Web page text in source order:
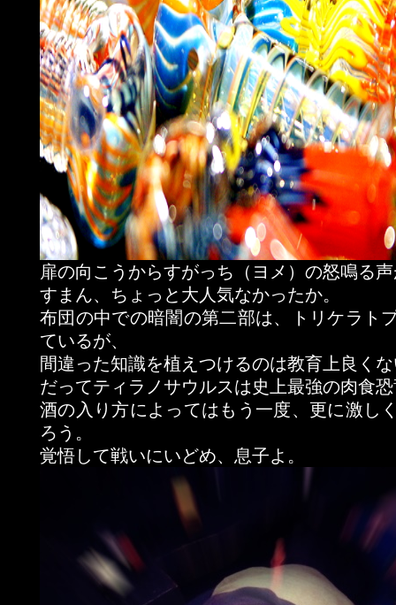
扉の向こうからすがっち（ヨメ）の怒鳴る
すまん、ちょっと大人気なかったか。
布団の中での暗闇の第二部は、トリケラト
ているが、
間違った知識を植えつけるのは教育上良く
だってティラノサウルスは史上最強の肉食
酒の入り方によってはもう一度、更に激し
ろう。
覚悟して戦いにいどめ、息子よ。